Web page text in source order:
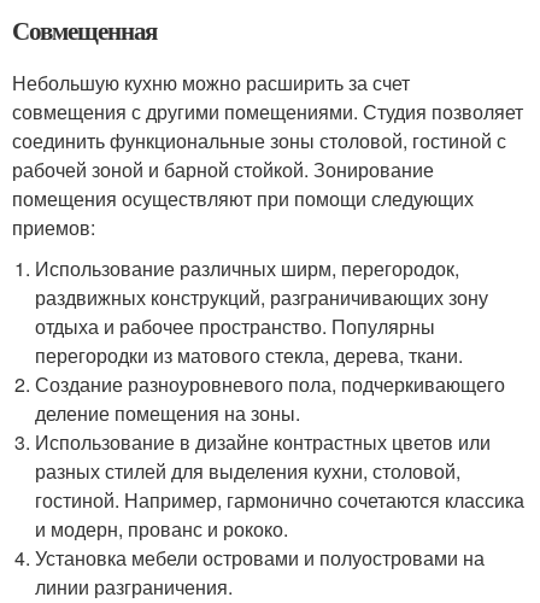
Совмещенная
Небольшую кухню можно расширить за счет
совмещения с другими помещениями. Студия позволяет
соединить функциональные зоны столовой, гостиной с
рабочей зоной и барной стойкой. Зонирование
помещения осуществляют при помощи следующих
приемов:
Использование различных ширм, перегородок,
раздвижных конструкций, разграничивающих зону
отдыха и рабочее пространство. Популярны
перегородки из матового стекла, дерева, ткани.
Создание разноуровневого пола, подчеркивающего
деление помещения на зоны.
Использование в дизайне контрастных цветов или
разных стилей для выделения кухни, столовой,
гостиной. Например, гармонично сочетаются классика
и модерн, прованс и рококо.
Установка мебели островами и полуостровами на
линии разграничения.